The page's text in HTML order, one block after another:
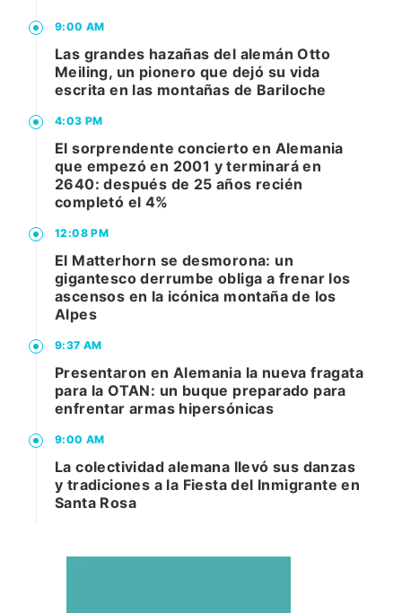
9:00 AM
Las grandes hazañas del alemán Otto
Meiling, un pionero que dejó su vida
escrita en las montañas de Bariloche
4:03 PM
El sorprendente concierto en Alemania
que empezó en 2001 y terminará en
2640: después de 25 años recién
completó el 4%
12:08 PM
El Matterhorn se desmorona: un
gigantesco derrumbe obliga a frenar los
ascensos en la icónica montaña de los
Alpes
9:37 AM
Presentaron en Alemania la nueva fragata
para la OTAN: un buque preparado para
enfrentar armas hipersónicas
9:00 AM
La colectividad alemana llevó sus danzas
y tradiciones a la Fiesta del Inmigrante en
Santa Rosa